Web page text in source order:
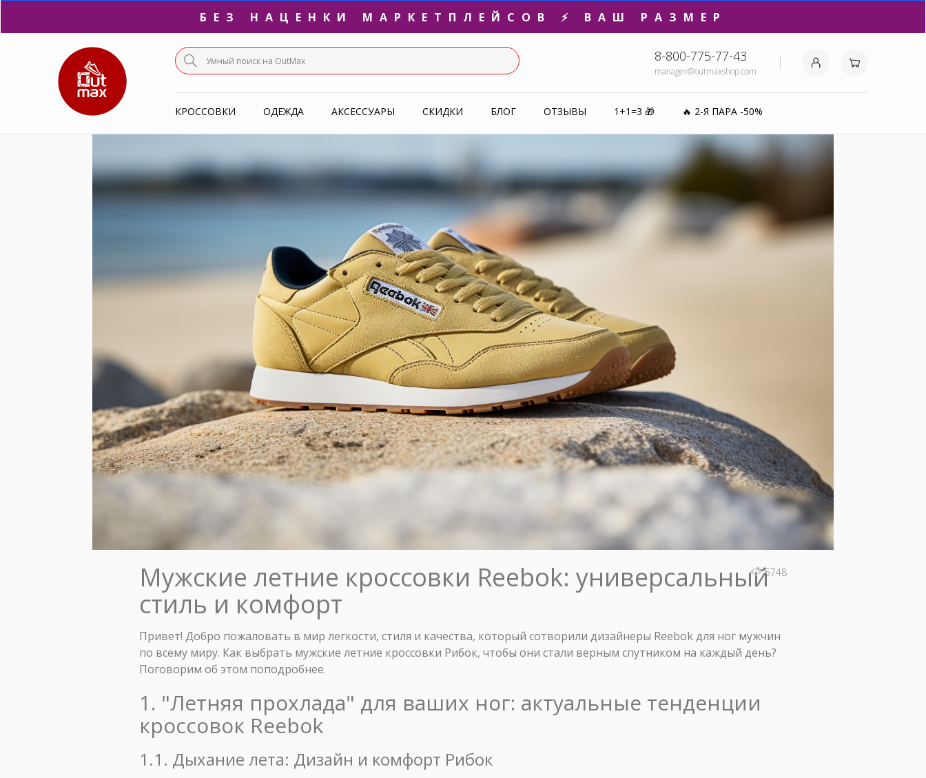
3-Я ПАРА В ПОДАРОК 🎁
ПОСЛЕДНИЕ РАЗМЕРЫ ОТ 1500₽⚡️ 8-800-775-77-43
manager@outmaxshop.com
КРОССОВКИ ОДЕЖДА АКСЕССУАРЫ СКИДКИ БЛОГ ОТЗЫВЫ 1+1=3 🎁 🔥 2-Я ПАРА -50%
Мужские летние кроссовки Reebok: универсальный
стиль и комфорт
5748
Привет! Добро пожаловать в мир легкости, стиля и качества, который сотворили дизайнеры Reebok для ног мужчин
по всему миру. Как выбрать мужские летние кроссовки Рибок, чтобы они стали верным спутником на каждый день?
Поговорим об этом поподробнее.
1. "Летняя прохлада" для ваших ног: актуальные тенденции
кроссовок Reebok
1.1. Дыхание лета: Дизайн и комфорт Рибок